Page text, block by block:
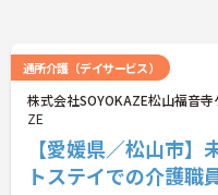
通所介護（デイサービス）
株式会社SOYOKAZE松山福音
ZE
【愛媛県／松山市
トステイでの介護職